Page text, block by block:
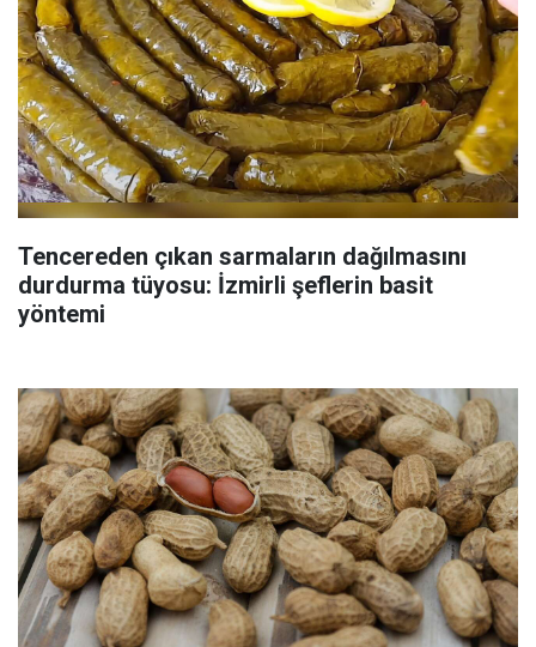
Tencereden çıkan sarmaların dağılmasını
durdurma tüyosu: İzmirli şeflerin basit
yöntemi